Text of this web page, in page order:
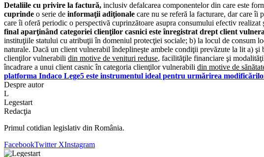
Detaliile cu privire la factură, inclusiv defalcarea componentelor din care este
cuprinde o serie de informaţii adiţionale care nu se referă la facturare, dar care
care îi oferă periodic o perspectivă cuprinzătoare asupra consumului efectiv
final aparţinând categoriei clienţilor casnici este înregistrat drept client
instituţiile statului cu atribuţii în domeniul protecţiei sociale; b) la locul de consum
naturale. Dacă un client vulnerabil îndeplineşte ambele condiţii prevăzute la lit a)
clienţilor vulnerabili din motive de venituri reduse, facilităţile financiare şi
încadrare a unui client casnic în categoria clienţilor vulnerabili din motive de
platforma Indaco Lege5 este instrumentul ideal pentru urmărirea
Despre autor
L
Legestart
Redacţia
Primul cotidian legislativ din România.
FacebookTwitter XInstagram